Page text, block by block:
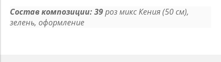
Состав композиции: 39роз микс Кения (50 см),
зелень, оформление